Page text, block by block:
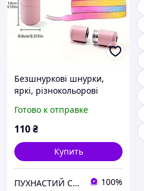
Безшнуркові шнурки,
яркі, різнокольорові
Готово к отправке
110₴
Купить
ПУХНАСТИЙ СВІТ 100%